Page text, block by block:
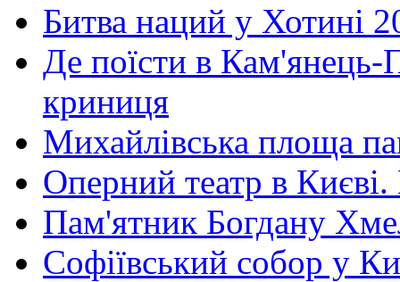
Битва наций у Хотині
Де поїсти в Кам'янець-
криниця
Михайлівська площа
Оперний театр в
Пам'ятник Богдану
Софіївський собор у